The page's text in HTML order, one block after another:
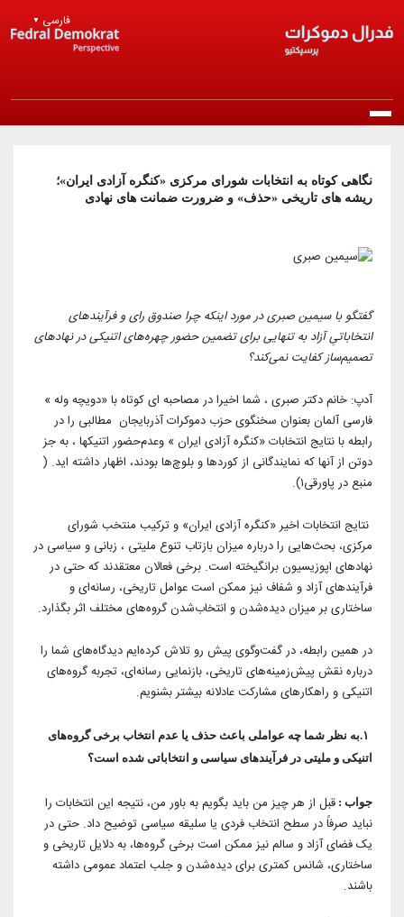
فارسی ▼
درباره ما
معرفی حزب
اساسنامه
شبکه های اجتماعی حزب
شعب و نمایندگان
انتشارات
راپورتلار
ویدئو‌ها
دانلود
اخبار
اخبار روز
اخبار حزب
عضویت در حزب
آرشیو بیرلیک
تماس با ما
نگاهی کوتاه به انتخابات شورای مرکزی «کنگره آزادی ایران»؛
ریشه های تاریخی «حذف» و ضرورت ضمانت های نهادی
گفتگو با سیمین صبری در مورد اینکه چرا صندوق رای و فرآیندهای
انتخاباتیِ آزاد به تنهایی برای تضمین حضور چهره‌های اتنیکی در نهادهای
تصمیم‌ساز کفایت نمی‌کند؟
آدپ: خانم دکتر صبری ، شما اخیرا در مصاحبه ای کوتاه با «دویچه وله »
فارسی آلمان بعنوان سخنگوی حزب دموکرات آذربایجان مطالبی را در
رابطه با نتایج انتخابات «کنگره آزادی ایران » و‌عدم‌حضور اتنیکها ، به جز
دو‌تن از آنها که نمایندگانی از کوردها و بلوچ‌ها بودند، اظهار داشته اید. (
منبع در پاورقی۱).
نتایج انتخابات اخیر «کنگره آزادی ایران» و ترکیب منتخب شورای
مرکزی، بحث‌هایی را درباره میزان بازتاب تنوع ملیتی ، زبانی و سیاسی در
نهادهای اپوزیسیون برانگیخته است. برخی فعالان معتقدند که حتی در
فرآیندهای آزاد و شفاف نیز ممکن است عوامل تاریخی، رسانه‌ای و
ساختاری بر میزان دیده‌شدن و انتخاب‌شدن گروه‌های مختلف اثر بگذارد.
در همین رابطه، در گفت‌وگوی پیش رو تلاش کرده‌ایم دیدگاه‌های شما را
درباره نقش پیش‌زمینه‌های تاریخی، بازنمایی رسانه‌ای، تجربه گروه‌های
اتنیکی و راهکارهای مشارکت عادلانه بیشتر بشنویم.
۱.به نظر شما چه عواملی باعث حذف یا عدم انتخاب برخی گروه‌های
اتنیکی و ملیتی در فرآیندهای سیاسی و انتخاباتی شده است؟
جواب : قبل از هر چیز من باید بگویم به باور من، نتیجه این انتخابات را
نباید صرفاً در سطح انتخاب فردی یا سلیقه سیاسی توضیح داد. حتی در
یک فضای آزاد و سالم نیز ممکن است برخی گروه‌ها، به دلایل تاریخی و
ساختاری، شانس کمتری برای دیده‌شدن و جلب اعتماد عمومی داشته
باشند.